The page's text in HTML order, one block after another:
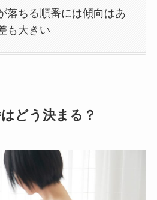
落ちる順番には傾向はあ
も大きい
どう決まる？